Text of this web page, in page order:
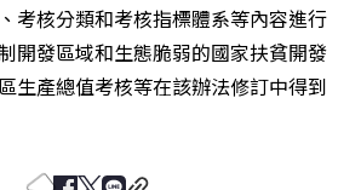
考核分類和考核指標體系等內容進行
開發區域和生態脆弱的國家扶貧開發
生產總值考核等在該辦法修訂中得到